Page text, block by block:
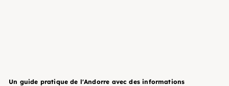
Un guide pratique de l'Andorre avec des informations